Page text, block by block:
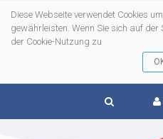
Diese Webseite verwendet Cookies
gewährleisten. Wenn Sie sich auf der
der Cookie-Nutzung zu